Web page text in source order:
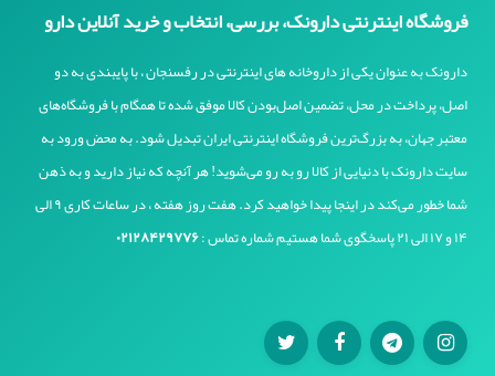
فروشگاه اینترنتی دارونک، بررسی، انتخاب و خرید آنلاین دارو
دارونک به عنوان یکی از داروخانه های اینترنتی در رفسنجان ، با پایبندی به دو
اصل، پرداخت در محل، تضمین اصل‌بودن کالا موفق شده تا همگام با فروشگاه‌های
معتبر جهان، به بزرگ‌ترین فروشگاه اینترنتی ایران تبدیل شود. به محض ورود به
سایت دارونک با دنیایی از کالا رو به رو می‌شوید! هر آنچه که نیاز دارید و به ذهن
شما خطور می‌کند در اینجا پیدا خواهید کرد. هفت روز هفته ، در ساعات کاری ۹ الی
۱۴ و ۱۷ الی ۲۱ پاسخگوی شما هستیم شماره تماس :
۰۲۱۲۸۴۲۹۷۷۶